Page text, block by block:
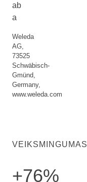
ab
a
Weleda
AG,
73525
Schwäbisch-
Gmünd,
Germany,
www.weleda.com
VEIKSMINGUMAS
+76%